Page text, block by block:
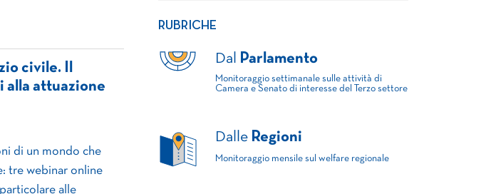
civile. Il
alla attuazione
di un mondo che
tre webinar online
alle
RUBRICHE
Dal Parlamento
Monitoraggio settimanale sulle attività di
Camera e Senato di interesse del Terzo settore
Dalle Regioni
Monitoraggio mensile sul welfare regionale